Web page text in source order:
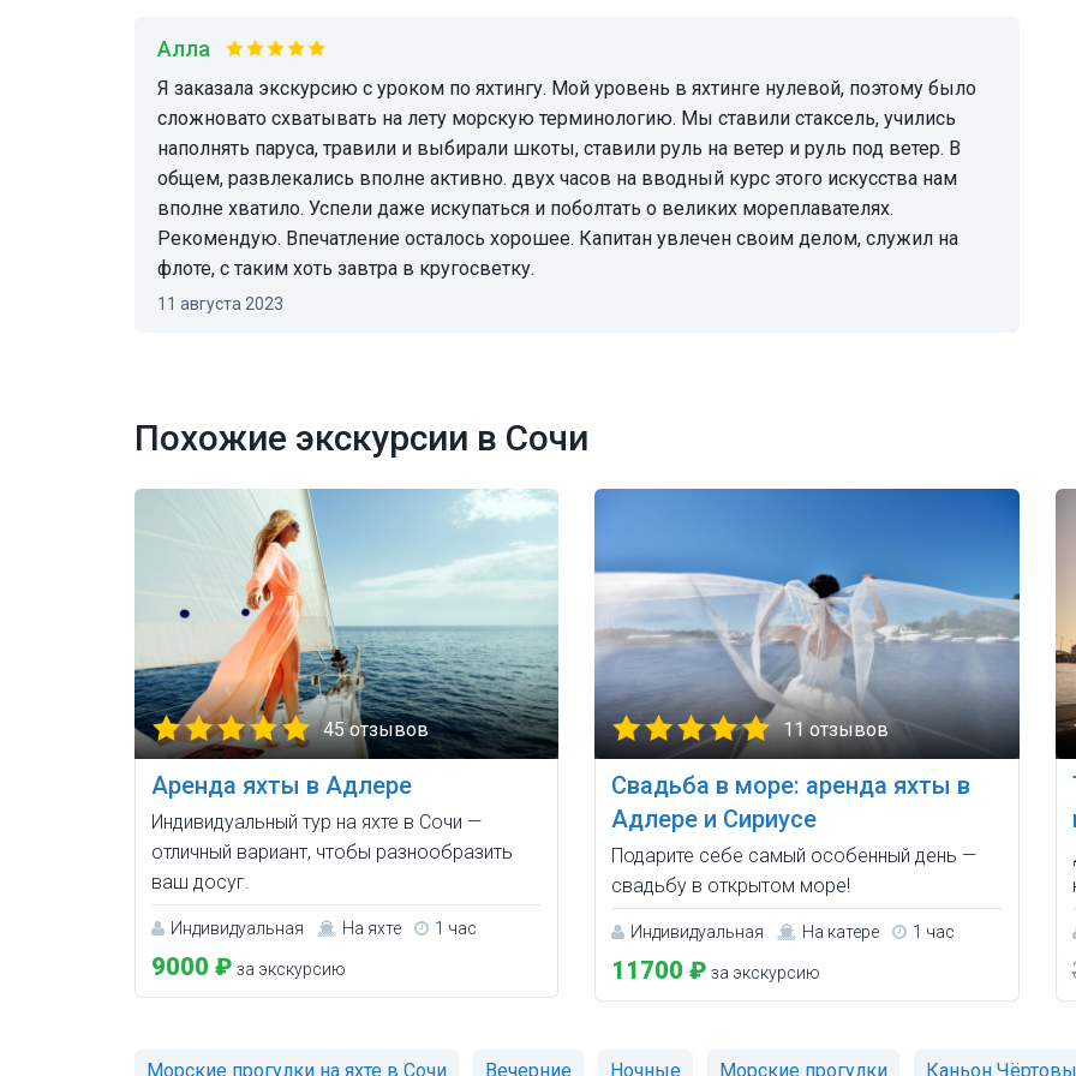
Алла
Я заказала экскурсию с уроком по яхтингу. Мой уровень в яхтинге нулевой, поэтому было
сложновато схватывать на лету морскую терминологию. Мы ставили стаксель, учились
наполнять паруса, травили и выбирали шкоты, ставили руль на ветер и руль под ветер. В
общем, развлекались вполне активно. двух часов на вводный курс этого искусства нам
вполне хватило. Успели даже искупаться и поболтать о великих мореплавателях.
Рекомендую. Впечатление осталось хорошее. Капитан увлечен своим делом, служил на
флоте, с таким хоть завтра в кругосветку.
11 августа 2023
Похожие экскурсии в Сочи
45 отзывов
Аренда яхты в Адлере
Индивидуальный тур на яхте в Сочи —
отличный вариант, чтобы разнообразить
ваш досуг.
Индивидуальная На яхте 1 час
9000 ₽ за экскурсию
11 отзывов
Свадьба в море: аренда яхты в
Адлере и Сириусе
Подарите себе самый особенный день —
свадьбу в открытом море!
Индивидуальная На катере 1 час
11700 ₽ за экскурсию
Морские прогулки на яхте в Сочи Вечерние Ночные Морские прогулки Каньон